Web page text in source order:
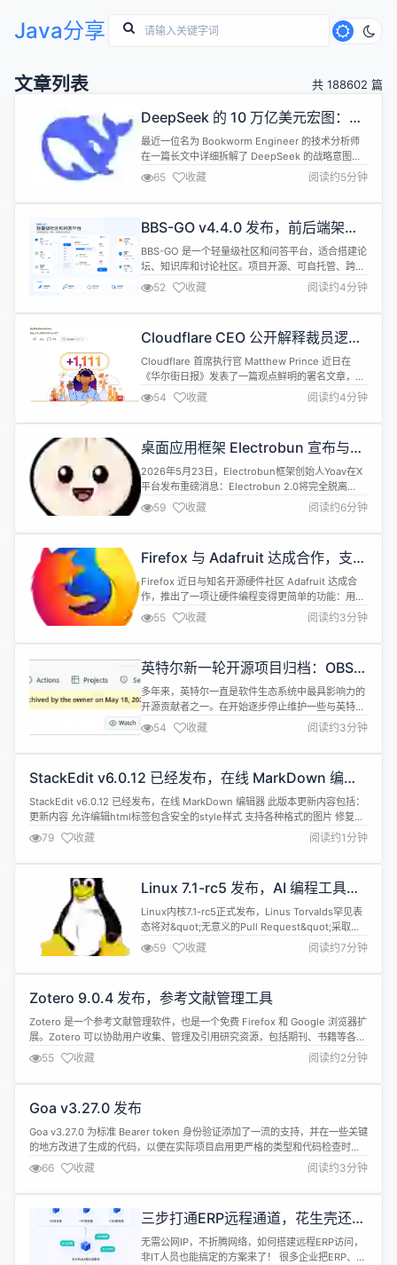
Java分享
文章列表 共 188602 篇
DeepSeek 的 10 万亿美元宏图：如
何通过算法创新撬动中国 AI 硬件生
态
最近一位名为 Bookworm Engineer 的技术分析师
在一篇长文中详细拆解了 DeepSeek 的战略意图
&mdash;&mdash;这不仅是一家前沿 AI 实验室，更
在悄然构建一个足以撬动 10 万亿美元硬件生态的宏
大体系。文中披露的诸多技术细节，揭示了
争规则。 大模型落地面临的核心瓶颈之...
65 收藏 阅读约5分钟
BBS-GO v4.4.0 发布，前后端架构
升级并增强 Docker 与 SEO 能力
BBS-GO 是一个轻量级社区和问答平台，适合搭建论
坛、知识库和讨论社区。项目开源、可自托管、跨平
台，基于 Go 和 React 构建，支持帖子 / 文章、评论
回复、点赞收藏、关注消息、积分等级、徽章、后台
管理以及中英文国际化等能力。 v4.4.0 版本主要围
与部署体验、SEO 以及 Docker 发布流程进...
52 收藏 阅读约4分钟
Cloudflare CEO 公开解释裁员逻
辑：用 AI 替代员工，“度量者”是首
要替代目标
Cloudflare 首席执行官 Matthew Prince 近日在
《华尔街日报》发表了一篇观点鲜明的署名文章，题
目就是《我是如何决定用 AI 替代哪些员工的》。文
章发布的同时，Cloudflare 刚刚宣布裁减约 20% 的
员工（约 1100 人），而这家公司的财务数据恰恰处
增长，拥有强劲的自由现金流，...
54 收藏 阅读约4分钟
桌面应用框架 Electrobun 宣布与
Bun 运行时完全脱钩
2026年5月23日，Electrobun框架创始人Yoav在X
平台发布重磅消息：Electrobun 2.0将完全脱离
Bun，原因是Bun的Rust重写工程缺乏基本的人工代
码审查和发布流程。 Electrobun的声明并非孤立事
件。就在同一天，流行的YouTube下载工具yt-dlp宣
&quot;vibe...
59 收藏 阅读约6分钟
Firefox 与 Adafruit 达成合作，支持
直接用浏览器编程硬件设备
Firefox 近日与知名开源硬件社区 Adafruit 达成合
作，推出了一项让硬件编程变得更简单的功能：用户
可以直接在 Firefox 浏览器中连接、编程和控制兼容
的硬件设备，无需安装任何额外的桌面应用程序。 这
项功能的核心是 Web Serial API&mdash;&mdash;
准。通过 Firefox ...
55 收藏 阅读约3分钟
英特尔新一轮开源项目归档：OBS
Studio 插件、CVE 二进制工具等
多年来，英特尔一直是软件生态系统中最具影响力的
开源贡献者之一。在开始逐步停止维护一些与英特尔
当前发展方向不符的软件项目数月后，该公司仍在继
续正式停止维护/归档不同的开源项目。 在上一轮开
源项目停止维护数日后，又有部分英特尔软件项目正
括： Thunderbolt Share &mdash;&mdash;这是一
个 O...
54 收藏 阅读约3分钟
StackEdit v6.0.12 已经发布，在线 MarkDown 编辑
器
StackEdit v6.0.12 已经发布，在线 MarkDown 编辑器 此版本更新内容包括：
更新内容 允许编辑html标签包含安全的style样式 支持各种格式的图片 修复
PWA污染了回调地址的问题 完整的更新日志:
https://gitee.com/mafgwo/stackedit/compare/v6.0.11...v6.0.12 详情查
看：h...
79 收藏 阅读约1分钟
Linux 7.1-rc5 发布，AI 编程工具引
发 Torvalds 不满
Linux内核7.1-rc5正式发布，Linus Torvalds罕见表
态将对&quot;无意义的Pull Request&quot;采取更
强硬态度，部分由AI编码助手触发的补丁正在冲击内
核发布的稳定性。 2026年5月24日，Linux内核7.1
的第五个候选版本（rc5）如期发布。这个版本带来
Cla...
59 收藏 阅读约7分钟
Zotero 9.0.4 发布，参考文献管理工具
Zotero 是一个参考文献管理软件，也是一个免费 Firefox 和 Google 浏览器扩
展。Zotero 可以协助用户收集、管理及引用研究资源，包括期刊、书籍等各类
文献和网页、图片等。 Zotero 9.0.4 现已发布，具体更新内容如下： 修复了
应用运行一段时间后搜索/索引失效的问题。 Citation dialog：恢复了按被引用
次数对库进行排序的...
55 收藏 阅读约2分钟
Goa v3.27.0 发布
Goa v3.27.0 为标准 Bearer token 身份验证添加了一流的支持，并在一些关键
的地方改进了生成的代码，以便在实际项目启用更严格的类型和代码检查时使
用。 Highlights 为使用标准Authorization: Bearer格式的 API 添加了
BearerSecurity和BearerToken，无需使用 JWT 特定 DSL 名称。这...
66 收藏 阅读约3分钟
三步打通ERP远程通道，花生壳还送
免费带宽升级！
无需公网IP，不折腾网络，如何搭建远程ERP访问，
非IT人员也能搞定的方案来了！ 很多企业把ERP、